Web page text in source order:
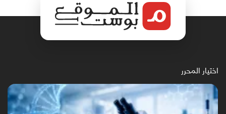
اختيار المحرر